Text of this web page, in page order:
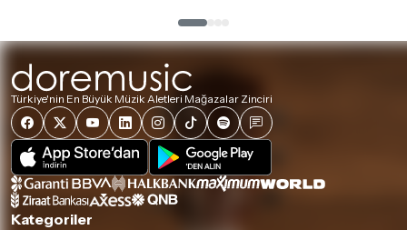
Türkiye'nin En Büyük Müzik Aletleri Mağazalar Zinciri
Kategoriler